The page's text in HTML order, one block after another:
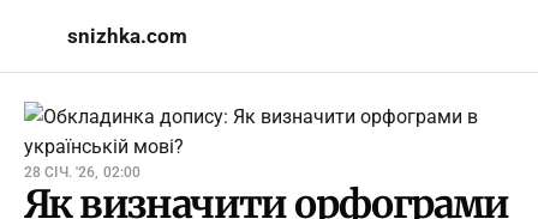
snizhka.com
28 СІЧ. '26, 02:00
Як визначити орфограми